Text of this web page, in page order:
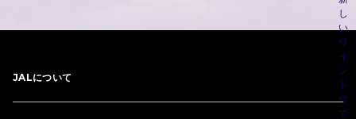
JALについて